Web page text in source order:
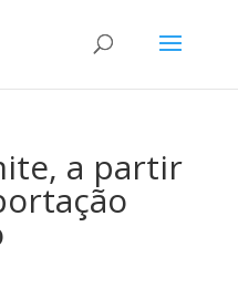
a partir